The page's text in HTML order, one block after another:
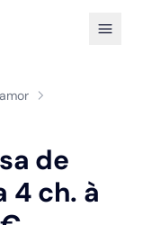
de
4 ch. à